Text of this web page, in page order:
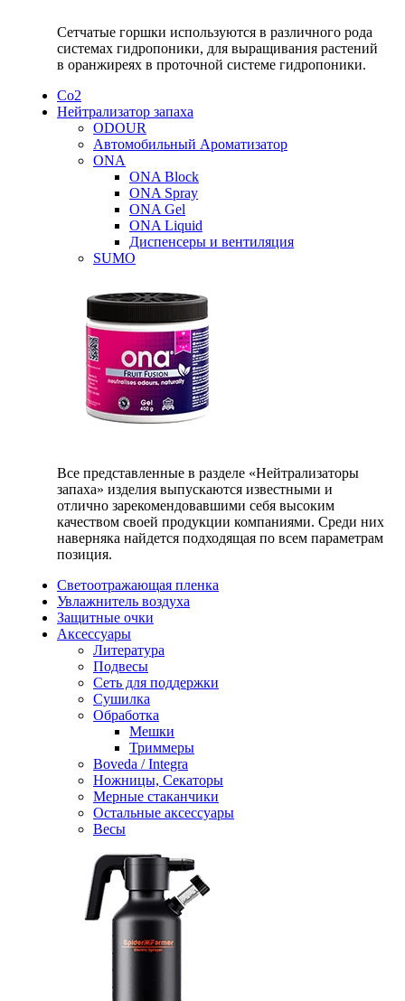
Сетчатые горшки используются в различного рода
системах гидропоники, для выращивания растений
в оранжиреях в проточной системе гидропоники.
Со2
Нейтрализатор запаха
ODOUR
Автомобильный Ароматизатор
ONA
ONA Block
ONA Spray
ONA Gel
ONA Liquid
Диспенсеры и вентиляция
SUMO
Все представленные в разделе «Нейтрализаторы
запаха» изделия выпускаются известными и
отлично зарекомендовавшими себя высоким
качеством своей продукции компаниями. Среди них
наверняка найдется подходящая по всем параметрам
позиция.
Светоотражающая пленка
Увлажнитель воздуха
Защитные очки
Аксессуары
Литература
Подвесы
Сеть для поддержки
Сушилка
Обработка
Мешки
Триммеры
Boveda / Integra
Ножницы, Секаторы
Мерные стаканчики
Остальные аксессуары
Весы